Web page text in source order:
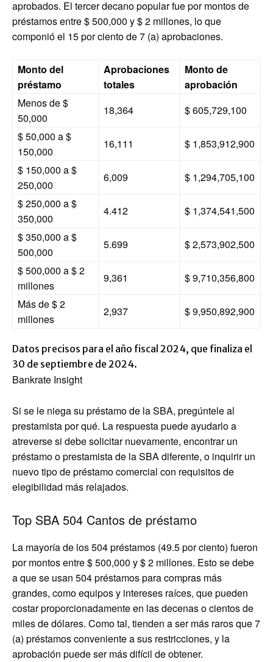
aprobados. El tercer decano popular fue por montos de
préstamos entre $ 500,000 y $ 2 millones, lo que
componió el 15 por ciento de 7 (a) aprobaciones.
Monto del
préstamo
Aprobaciones
totales
Monto de
aprobación
Menos de $
50,000
18,364
$ 605,729,100
$ 50,000 a $
150,000
16,111
$ 1,853,912,900
$ 150,000 a $
250,000
6,009
$ 1,294,705,100
$ 250,000 a $
350,000
4.412
$ 1,374,541,500
$ 350,000 a $
500,000
5.699
$ 2,573,902,500
$ 500,000 a $ 2
millones
9,361
$ 9,710,356,800
Más de $ 2
millones
2,937 $ 9,950,892,900
Datos precisos para el año fiscal 2024, que finaliza el
30 de septiembre de 2024.
Bankrate Insight
Si se le niega su préstamo de la SBA, pregúntele al
prestamista por qué. La respuesta puede ayudarlo a
atreverse si debe solicitar nuevamente, encontrar un
préstamo o prestamista de la SBA diferente, o inquirir un
nuevo tipo de préstamo comercial con requisitos de
elegibilidad más relajados.
Top SBA 504 Cantos de préstamo
La mayoría de los 504 préstamos (49.5 por ciento) fueron
por montos entre $ 500,000 y $ 2 millones. Esto se debe
a que se usan 504 préstamos para compras más
grandes, como equipos y intereses raíces, que pueden
costar proporcionadamente en las decenas o cientos de
miles de dólares. Como tal, tienden a ser más raros que 7
(a) préstamos conveniente a sus restricciones, y la
aprobación puede ser más difícil de obtener.